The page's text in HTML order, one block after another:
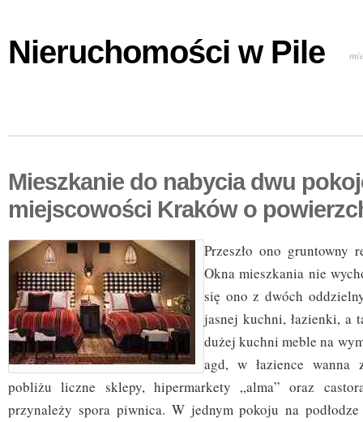
Nieruchomości w Pile
Mieszkanie do nabycia dwu
miejscowości Kraków o
Przeszło ono gruntowny
Okna mieszkania nie
się ono z dwóch
jasnej kuchni, łazienki, a
dużej kuchni meble na
agd, w łazience wanna
pobliżu liczne sklepy, hipermarkety „alma” oraz
przynależy spora piwnica. W jednym pokoju na